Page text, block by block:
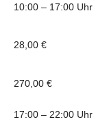
10:00 – 17:00 Uhr
28,00 €
270,00 €
17:00 – 22:00 Uhr